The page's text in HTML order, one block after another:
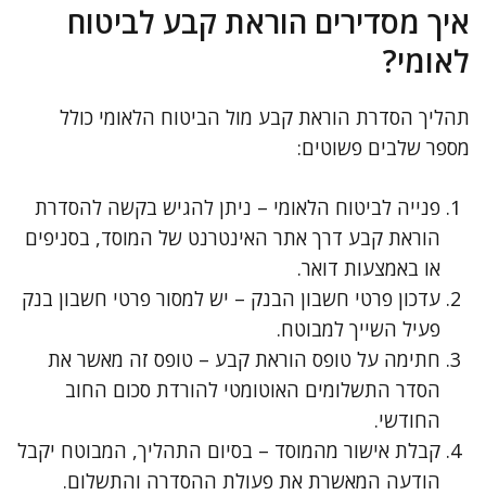
איך מסדירים הוראת קבע לביטוח
לאומי?
תהליך הסדרת הוראת קבע מול הביטוח הלאומי כולל
מספר שלבים פשוטים:
פנייה לביטוח הלאומי – ניתן להגיש בקשה להסדרת
הוראת קבע דרך אתר האינטרנט של המוסד, בסניפים
או באמצעות דואר.
עדכון פרטי חשבון הבנק – יש למסור פרטי חשבון בנק
פעיל השייך למבוטח.
חתימה על טופס הוראת קבע – טופס זה מאשר את
הסדר התשלומים האוטומטי להורדת סכום החוב
החודשי.
קבלת אישור מהמוסד – בסיום התהליך, המבוטח יקבל
הודעה המאשרת את פעולת ההסדרה והתשלום.